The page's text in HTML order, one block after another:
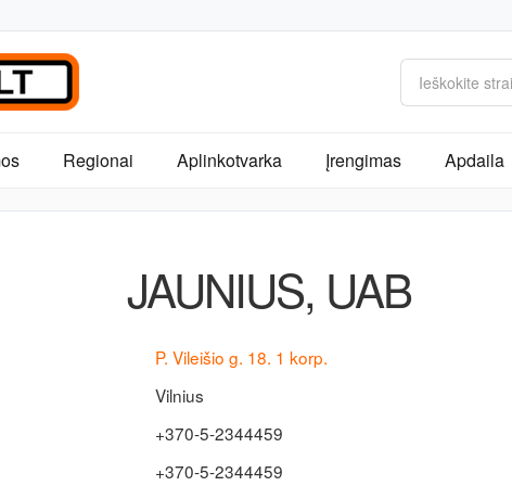
Regionai Aplinkotvarka Įrengimas Apdaila
JAUNIUS, UAB
P. Vileišio g. 18. 1 korp.
Vilnius
+370-5-2344459
+370-5-2344459